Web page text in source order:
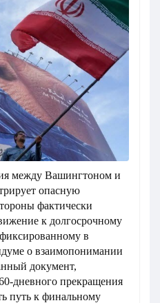
между Вашингтоном и
опасную
фактически
к долгосрочному
в
о взаимопонимании
документ,
дневного прекращения
путь к финальному